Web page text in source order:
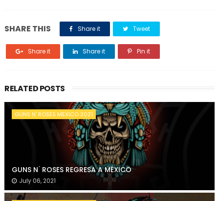
SHARE THIS Share it Tweet
Share it Share it Pin it
RELATED POSTS
GUNS N' ROSES MEXICO 2021
GUNS N ́ ROSES REGRESA A MÉXICO
July 06, 2021